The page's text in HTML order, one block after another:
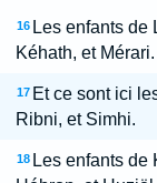
16 Les enfants de
Kéhath, et Mérari.
17 Et ce sont ici
Ribni, et Simhi.
18 Les enfants de